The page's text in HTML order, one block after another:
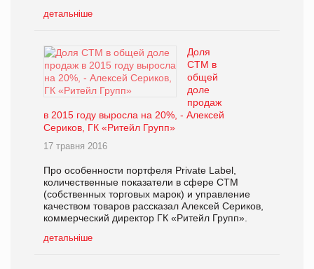
детальніше
Доля
СТМ в
общей
доле
продаж
в 2015 году выросла на 20%, - Алексей
Сериков, ГК «Ритейл Групп»
17 травня 2016
Про особенности портфеля Private Label,
количественные показатели в сфере СТМ
(собственных торговых марок) и управление
качеством товаров рассказал Алексей Сериков,
коммерческий директор ГК «Ритейл Групп».
детальніше